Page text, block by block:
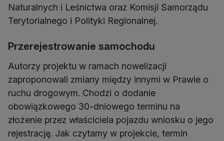
Naturalnych i Leśnictwa oraz Komisji Samorządu
Terytorialnego i Polityki Regionalnej.
Przerejestrowanie samochodu
Autorzy projektu w ramach nowelizacji
zaproponowali zmiany między innymi w Prawie o
ruchu drogowym. Chodzi o dodanie
obowiązkowego 30-dniowego terminu na
złożenie przez właściciela pojazdu wniosku o jego
rejestrację. Jak czytamy w projekcie, termin